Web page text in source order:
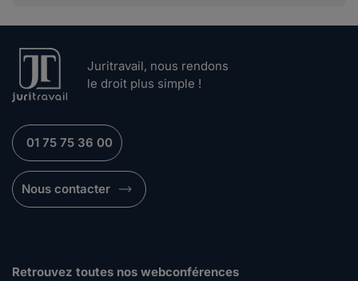
Juritravail, nous rendons
le droit plus simple !
01 75 75 36 00
Nous contacter
Retrouvez toutes nos webconférences